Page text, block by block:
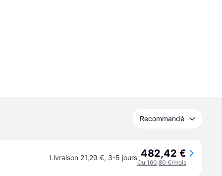
Recommandé
Livraison 21,29 €, 3-5 jours 482,42 €
Ou 160,80 €/mois